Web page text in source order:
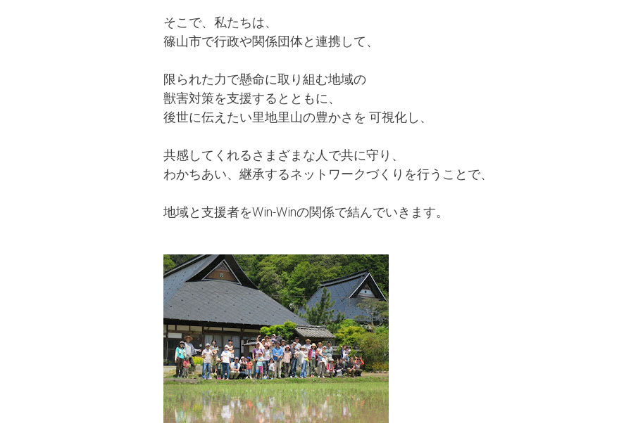
そこで、私たちは、
篠山市で行政や関係団体と連携して、
限られた力で懸命に取り組む地域の
獣害対策を支援するとともに、
後世に伝えたい里地里山の豊かさを 可視化し、
共感してくれるさまざまな人で共に守り、
わかちあい、継承するネットワークづくりを行うことで、
地域と支援者をWin-Winの関係で結んでいきます。